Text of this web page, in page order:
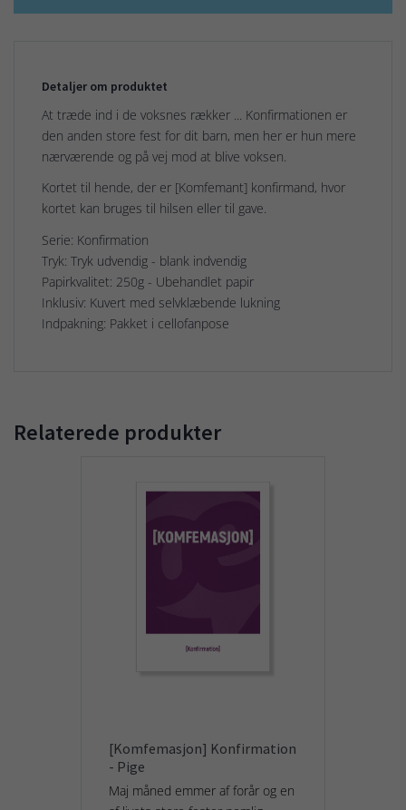
Detaljer om produktet
At træde ind i de voksnes rækker ... Konfirmationen er
den anden store fest for dit barn, men her er hun mere
nærværende og på vej mod at blive voksen.
Kortet til hende, der er [Komfemant] konfirmand, hvor
kortet kan bruges til hilsen eller til gave.
Serie: Konfirmation
Tryk: Tryk udvendig - blank indvendig
Papirkvalitet: 250g - Ubehandlet papir
Inklusiv: Kuvert med selvklæbende lukning
Indpakning: Pakket i cellofanpose
Relaterede produkter
[Komfemasjon] Konfirmation
- Pige
Maj måned emmer af forår og en